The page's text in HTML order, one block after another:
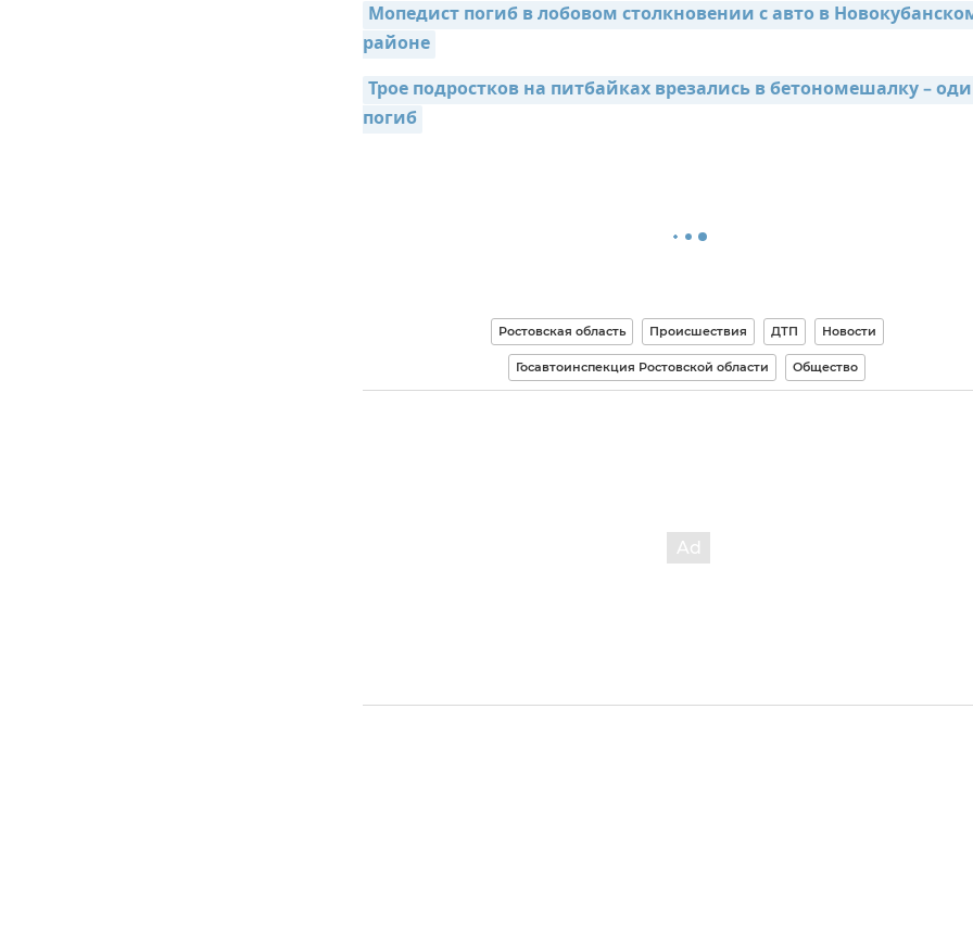
Мопедист погиб в лобовом столкновении с авто в
районе
Трое подростков на питбайках врезались в бетономешалку –
погиб
Ростовская область Происшествия ДТП Новости
Госавтоинспекция Ростовской области Общество